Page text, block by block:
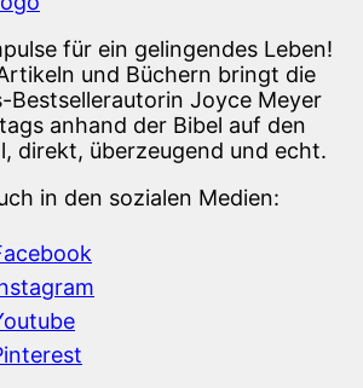
für ein gelingendes Leben!
und Büchern bringt die
Bestsellerautorin Joyce Meyer
anhand der Bibel auf den
direkt, überzeugend und echt.
in den sozialen Medien: